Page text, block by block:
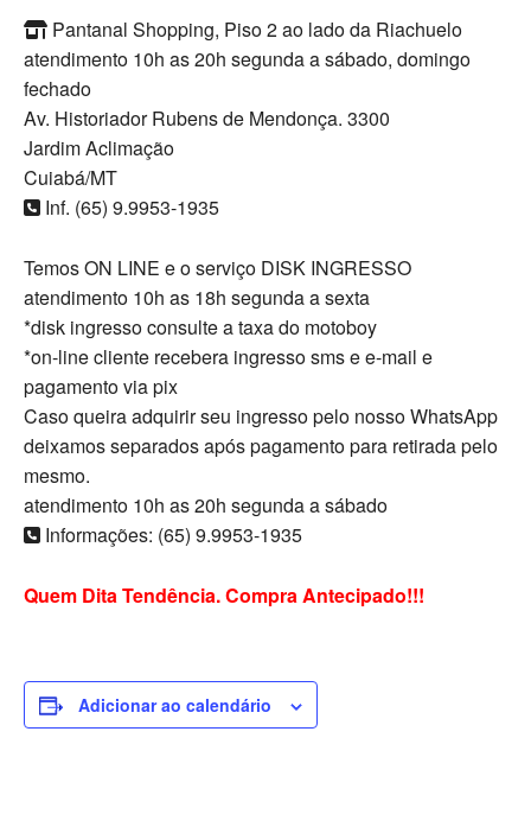
Pantanal Shopping, Piso 2 ao lado da Riachuelo
atendimento 10h as 20h segunda a sábado, domingo
fechado
Av. Historiador Rubens de Mendonça. 3300
Jardim Aclimação
Cuiabá/MT
Inf. (65) 9.9953-1935
Temos ON LINE e o serviço DISK INGRESSO
atendimento 10h as 18h segunda a sexta
*disk ingresso consulte a taxa do motoboy
*on-line cliente recebera ingresso sms e e-mail e
pagamento via pix
Caso queira adquirir seu ingresso pelo nosso WhatsApp
deixamos separados após pagamento para retirada pelo
mesmo.
atendimento 10h as 20h segunda a sábado
Informações: (65) 9.9953-1935
Quem Dita Tendência. Compra Antecipado!!!
Adicionar ao calendário